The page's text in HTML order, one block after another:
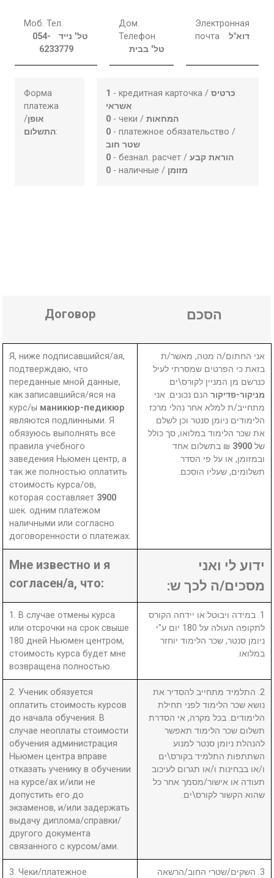
Моб. Тел.
טל' נייד
054-
6233779
Дом.
Телефон
טל' בבית
Электронная
почта
דוא"ל
Форма
платежа
/אופן
התשלום:
1 - кредитная карточка /כרטיס
אשראי
0 - чеки /המחאות
0 - платежное обязательство /
שטר חוב
0 - безнал. расчет /הוראת קבע
0 - наличные / מזומן
Договор הסכם
Я, ниже подписавшийся/ая,
подтверждаю, что
переданные мной данные,
как записавшийся/яся на
курс/ы маникюр-педикюр
являются подлинными. Я
обязуюсь выполнять все
правила учебного
заведения Ньюмен центр, а
так же полностью оплатить
стоимость курса/ов,
которая составляет 3900
шек. одним платежом
наличными или согласно
договоренности о платежах.
אני החתום/ה מטה, מאשר/ת
בזאת כי הפרטים שמסרתי לעיל
כנרשם מן המניין לקורס\ים
מניקור-פדיקור הנם נכונים. אני
מתחייב/ת למלא אחר נהלי מרכז
הלימודים ניומן סנטר וכן לשלם
את שכר הלימוד במלואו, סך כולל
של 3900 ₪ בתשלום אחד
ובמזומן, או על פי הסדר
תשלומים, שעליו הוסכם.
Мне известно и я
согласен/а, что:
ידוע לי ואני
מסכים/ה לכך ש:
1. В случае отмены курса
или отсрочки на срок свыше
180 дней Ньюмен центром,
стоимость курса будет мне
возвращена полностью.
1. במידה ויבוטל או יידחה הקורס
לתקופה העולה על 180 יום ע"י
ניומן סנטר, שכר הלימוד יוחזר
במלואו.
2. Ученик обязуется
оплатить стоимость курсов
до начала обучения. В
случае неоплаты стоимости
обучения администрация
Ньюмен центра вправе
отказать ученику в обучении
на курсе/ах и/или не
допустить его до
экзаменов, и/или задержать
выдачу диплома/справки/
другого документа
связанного с курсом/ами.
2. התלמיד מתחייב להסדיר את
נושא שכר הלימוד לפני תחילת
הלימודים. בכל מקרה, אי הסדרת
תשלום שכר הלימוד תאפשר
להנהלת ניומן סנטר למנוע
השתתפות התלמיד בקורס\ים
ו/או בבחינות ו/או תגרום לעיכוב
תעודה או אישור/מסמך אחר כל
שהוא הקשור לקורס\ים.
3. Чеки/платежное
3. השקים/שטרי החוב/הרשאה